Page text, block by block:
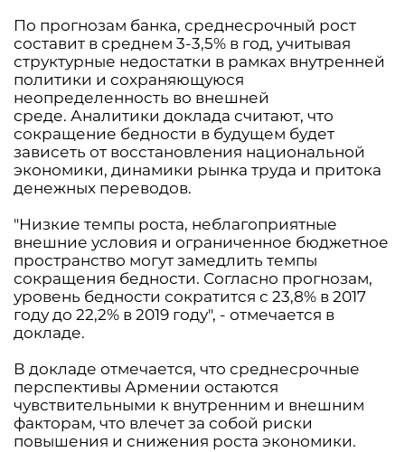
По прогнозам банка, среднесрочный рост
составит в среднем 3-3,5% в год, учитывая
структурные недостатки в рамках внутренней
политики и сохраняющуюся
неопределенность во внешней
среде. Аналитики доклада считают, что
сокращение бедности в будущем будет
зависеть от восстановления национальной
экономики, динамики рынка труда и притока
денежных переводов.
"Низкие темпы роста, неблагоприятные
внешние условия и ограниченное бюджетное
пространство могут замедлить темпы
сокращения бедности. Согласно прогнозам,
уровень бедности сократится с 23,8% в 2017
году до 22,2% в 2019 году", - отмечается в
докладе.
В докладе отмечается, что среднесрочные
перспективы Армении остаются
чувствительными к внутренним и внешним
факторам, что влечет за собой риски
повышения и снижения роста экономики.